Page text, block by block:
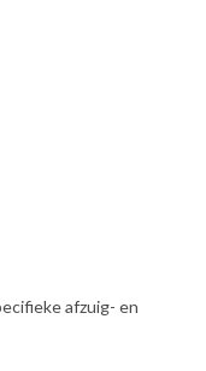
afzuig- en